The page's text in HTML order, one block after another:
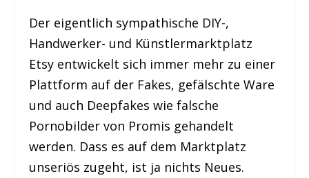
Der eigentlich sympathische DIY-,
Handwerker- und Künstlermarktplatz
Etsy entwickelt sich immer mehr zu einer
Plattform auf der Fakes, gefälschte Ware
und auch Deepfakes wie falsche
Pornobilder von Promis gehandelt
werden. Dass es auf dem Marktplatz
unseriös zugeht, ist ja nichts Neues.